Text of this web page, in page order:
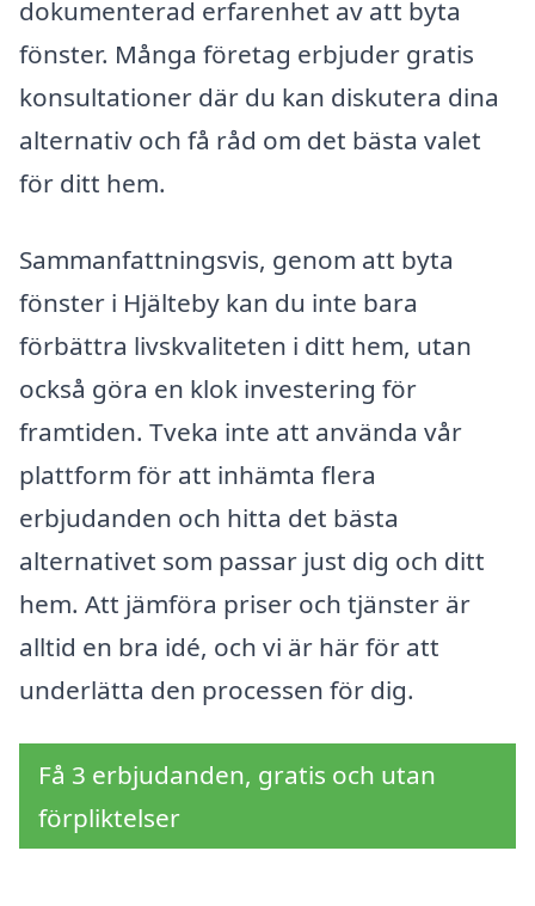
dokumenterad erfarenhet av att byta
fönster. Många företag erbjuder gratis
konsultationer där du kan diskutera dina
alternativ och få råd om det bästa valet
för ditt hem.
Sammanfattningsvis, genom att byta
fönster i Hjälteby kan du inte bara
förbättra livskvaliteten i ditt hem, utan
också göra en klok investering för
framtiden. Tveka inte att använda vår
plattform för att inhämta flera
erbjudanden och hitta det bästa
alternativet som passar just dig och ditt
hem. Att jämföra priser och tjänster är
alltid en bra idé, och vi är här för att
underlätta den processen för dig.
Få 3 erbjudanden, gratis och utan
förpliktelser